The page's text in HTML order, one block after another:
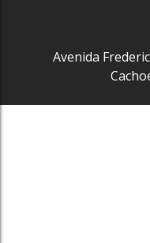
Avenida